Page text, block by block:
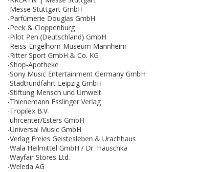
-Messe Stuttgart GmbH
-Parfümerie Douglas GmbH
-Peek & Cloppenburg
-Pilot Pen (Deutschland) GmbH
-Reiss-Engelhorn-Museum Mannheim
-Ritter Sport GmbH & Co. KG
-Shop-Apotheke
-Sony Music Entertainment Germany GmbH
-Stadtrundfahrt Leipzig GmbH
-Stiftung Mensch und Umwelt
-Thienemann Esslinger Verlag
-Tropilex B.V.
-uhrcenter/Esters GmbH
-Universal Music GmbH
-Verlag Freies Geistesleben & Urachhaus
-Wala Heilmittel GmbH / Dr. Hauschka
-Wayfair Stores Ltd.
-Weleda AG